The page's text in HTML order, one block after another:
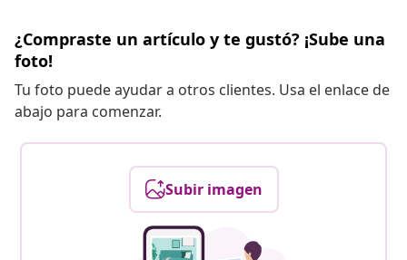
¿Compraste un artículo y te gustó? ¡Sube una
foto!
Tu foto puede ayudar a otros clientes. Usa el enlace de
abajo para comenzar.
Subir imagen